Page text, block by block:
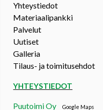
Yhteystiedot
Materiaalipankki
Palvelut
Uutiset
Galleria
Tilaus- ja toimitusehdot
YHTEYSTIEDOT
Puutoimi OyGoogle Maps